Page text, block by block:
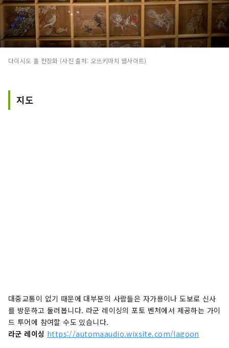
다이시도 홀 천장화 (사진 출처: 오쓰키마치 웹사이트)
지도
대중교통이 없기 때문에 대부분의 사람들은 자가용이나 도보로 신사
를 방문하고 둘러봅니다. 라군 레이싱의 포토 벤처에서 제공하는 가이
드 투어에 참여할 수도 있습니다.
라군 레이싱 https://automaaudio.wixsite.com/lagoon